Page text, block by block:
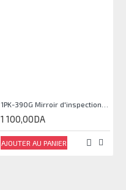
1 100,00DA
AJOUTER AU PANIER